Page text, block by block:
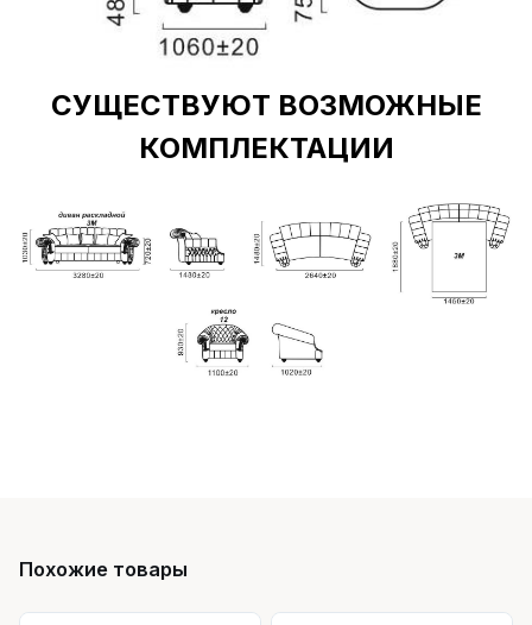
СУЩЕСТВУЮТ ВОЗМОЖНЫЕ
КОМПЛЕКТАЦИИ
Похожие товары